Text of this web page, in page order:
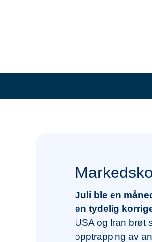
Juli ble en
en tydelig
USA og Iran brøt
opptrapping av